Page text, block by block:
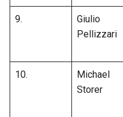
9.
Giulio
Pellizzari
10.
Michael
Storer